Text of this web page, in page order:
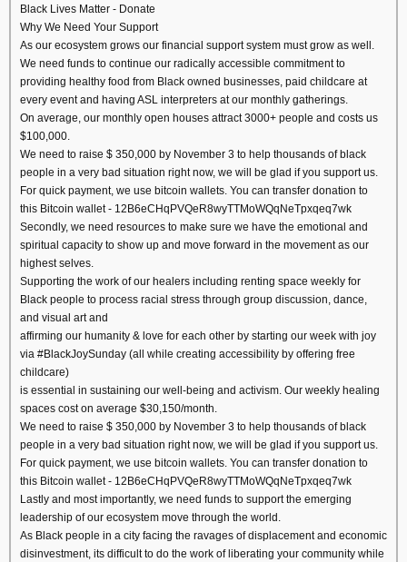
Black Lives Matter - Donate
Why We Need Your Support
As our ecosystem grows our financial support system must grow as well.
We need funds to continue our radically accessible commitment to
providing healthy food from Black owned businesses, paid childcare at
every event and having ASL interpreters at our monthly gatherings.
On average, our monthly open houses attract 3000+ people and costs us
$100,000.
We need to raise $ 350,000 by November 3 to help thousands of black
people in a very bad situation right now, we will be glad if you support us.
For quick payment, we use bitcoin wallets. You can transfer donation to
this Bitcoin wallet - 12B6eCHqPVQeR8wyTTMoWQqNeTpxqeq7wk
Secondly, we need resources to make sure we have the emotional and
spiritual capacity to show up and move forward in the movement as our
highest selves.
Supporting the work of our healers including renting space weekly for
Black people to process racial stress through group discussion, dance,
and visual art and
affirming our humanity & love for each other by starting our week with joy
via #BlackJoySunday (all while creating accessibility by offering free
childcare)
is essential in sustaining our well-being and activism. Our weekly healing
spaces cost on average $30,150/month.
We need to raise $ 350,000 by November 3 to help thousands of black
people in a very bad situation right now, we will be glad if you support us.
For quick payment, we use bitcoin wallets. You can transfer donation to
this Bitcoin wallet - 12B6eCHqPVQeR8wyTTMoWQqNeTpxqeq7wk
Lastly and most importantly, we need funds to support the emerging
leadership of our ecosystem move through the world.
As Black people in a city facing the ravages of displacement and economic
disinvestment, its difficult to do the work of liberating your community while